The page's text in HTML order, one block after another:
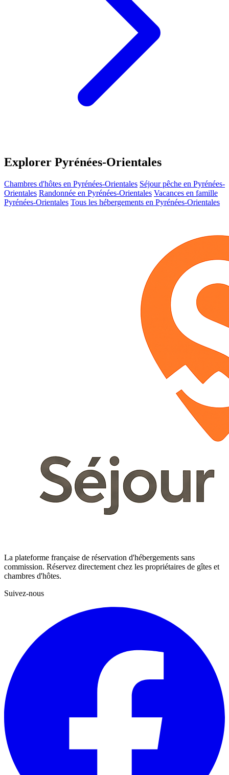
Explorer Pyrénées-Orientales
Chambres d'hôtes en Pyrénées-Orientales Séjour pêche en Pyrénées-
Orientales Randonnée en Pyrénées-Orientales Vacances en famille
Pyrénées-Orientales Tous les hébergements en Pyrénées-Orientales
La plateforme française de réservation d'hébergements sans
commission. Réservez directement chez les propriétaires de gîtes et
chambres d'hôtes.
Suivez-nous